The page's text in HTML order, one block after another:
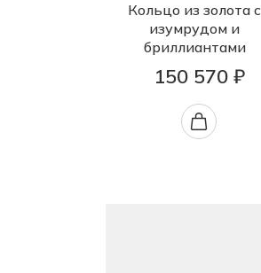
Кольцо из золота с
изумрудом и
бриллиантами
150 570 ₽